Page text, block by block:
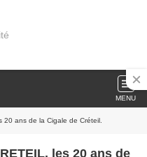
MENU
20 ans de la Cigale de Créteil.
les 20 ans de